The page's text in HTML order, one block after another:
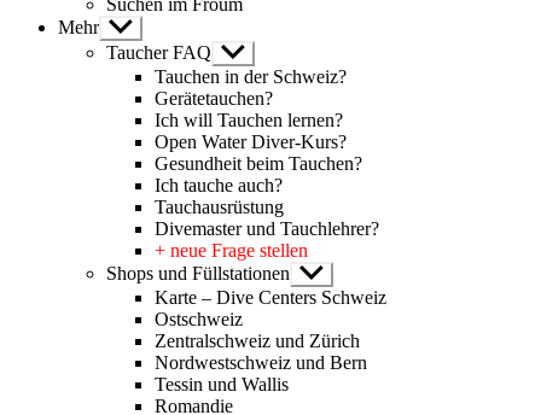
Mehr Untermenü
anzeigen
Taucher FAQ Untermenü
anzeigen
Tauchen in der Schweiz?
Gerätetauchen?
Ich will Tauchen lernen?
Open Water Diver-Kurs?
Gesundheit beim Tauchen?
Ich tauche auch?
Tauchausrüstung
Divemaster und Tauchlehrer?
+ neue Frage stellen
Shops und Füllstationen Untermenü
anzeigen
Karte – Dive Centers Schweiz
Ostschweiz
Zentralschweiz und Zürich
Nordwestschweiz und Bern
Tessin und Wallis
Romandie